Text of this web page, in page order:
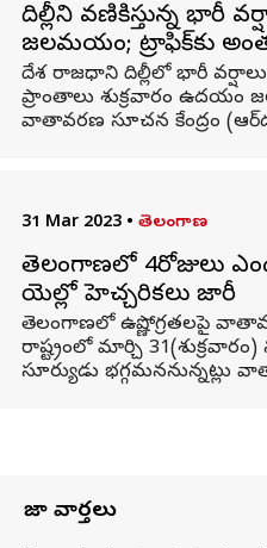
దిల్లీని వణికిస్తున్న భారీ
జలమయం; ట్రాఫిక్‌కు
దేశ రాజధాని దిల్లీలో భారీ వర్షాలు
ప్రాంతాలు శుక్రవారం
వాతావరణ సూచన కేంద్రం
31 Mar 2023 • తెలంగాణ
తెలంగాణలో 4రోజులు
యెల్లో హెచ్చరికలు జారీ
తెలంగాణలో ఉష్ణోగ్రతలపై
రాష్ట్రంలో మార్చి 31(శుక్రవారం)
సూర్యుడు భగ్గమననున్నట్లు
తాజా వార్తలు